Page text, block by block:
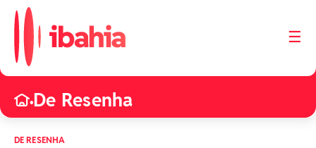
☰
•De Resenha
DE RESENHA